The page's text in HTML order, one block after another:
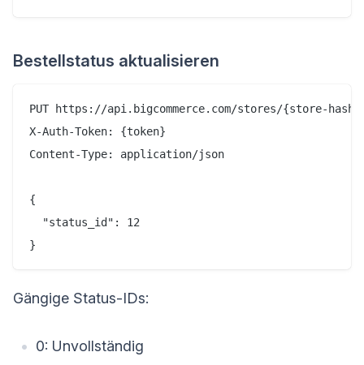
Bestellstatus aktualisieren
PUT https://api.bigcommerce.com/stores/{store-
X-Auth-Token: {token}
Content-Type: application/json
{
  "status_id": 12
Gängige Status-IDs:
0: Unvollständig